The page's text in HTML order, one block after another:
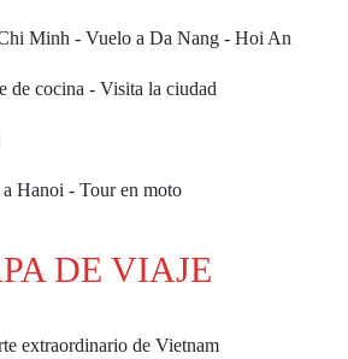
Minh - Vuelo a Da Nang - Hoi An
de cocina - Visita la ciudad
Hanoi - Tour en moto
Long - Hanoi
DE VIAJE